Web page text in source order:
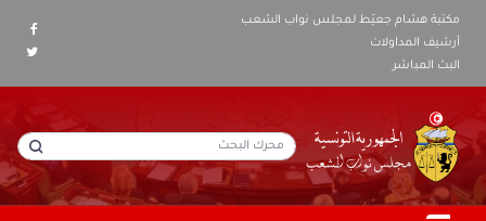
مكتبة هشام جعيّط لمجلس نواب الشعب
أرشيف المداولات
البث المباشر